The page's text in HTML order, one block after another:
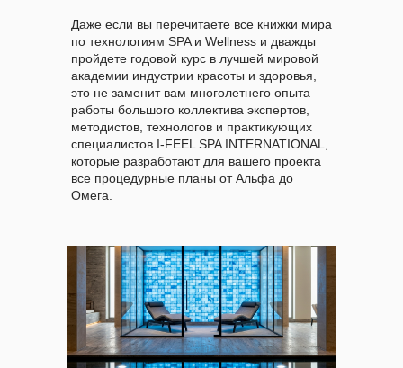
Даже если вы перечитаете все книжки мира
по технологиям SPA и Wellness и дважды
пройдете годовой курс в лучшей мировой
академии индустрии красоты и здоровья,
это не заменит вам многолетнего опыта
работы большого коллектива экспертов,
методистов, технологов и практикующих
специалистов I-FEEL SPA INTERNATIONAL,
которые разработают для вашего проекта
все процедурные планы от Альфа до
Омега.